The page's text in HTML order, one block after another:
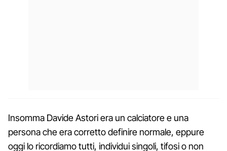
Insomma Davide Astori era un calciatore e una
persona che era corretto definire normale, eppure
oggi lo ricordiamo tutti, individui singoli, tifosi o non